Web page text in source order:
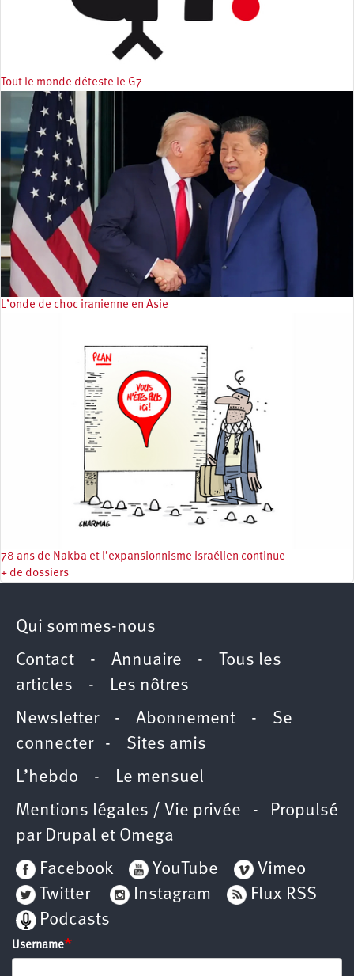
Tout le monde déteste le G7
L’onde de choc iranienne en Asie
78 ans de Nakba et l’expansionnisme israélien continue
+ de dossiers
Qui sommes-nous
Contact - Annuaire -
Tous les
articles - Les nôtres
Newsletter- Abonnement - Se
connecter- Sites amis
L’hebdo - Le mensuel
Mentions légales / Vie privée - Propulsé
par Drupal et Omega
Facebook
YouTube
Vimeo
Twitter
Instagram
Flux RSS
Podcasts
Username